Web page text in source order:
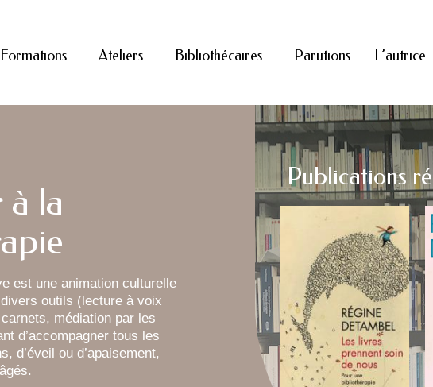
Formations Ateliers Bibliothécaires Parutions L’autrice
à la
est une animation culturelle
outils (lecture à voix
médiation par les
d’accompagner tous les
d’éveil ou d’apaisement,
Publications